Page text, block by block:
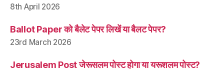
8th April 2026
Ballot Paper को बैलेट पेपर लिखें या बैलट पेपर?
23rd March 2026
Jerusalem Post जेरूसलम पोस्ट होगा या यरूशलम पोस्ट?